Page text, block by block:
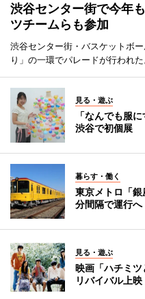
渋谷センター街で今年
ツチームらも参加
渋谷センター街・バスケットボ
り」の一環でパレードが行われた
見る・遊ぶ
「なんでも服
渋谷で初個展
暮らす・働く
東京メトロ「
分間隔で運行へ
見る・遊ぶ
映画「ハチミ
リバイバル上映